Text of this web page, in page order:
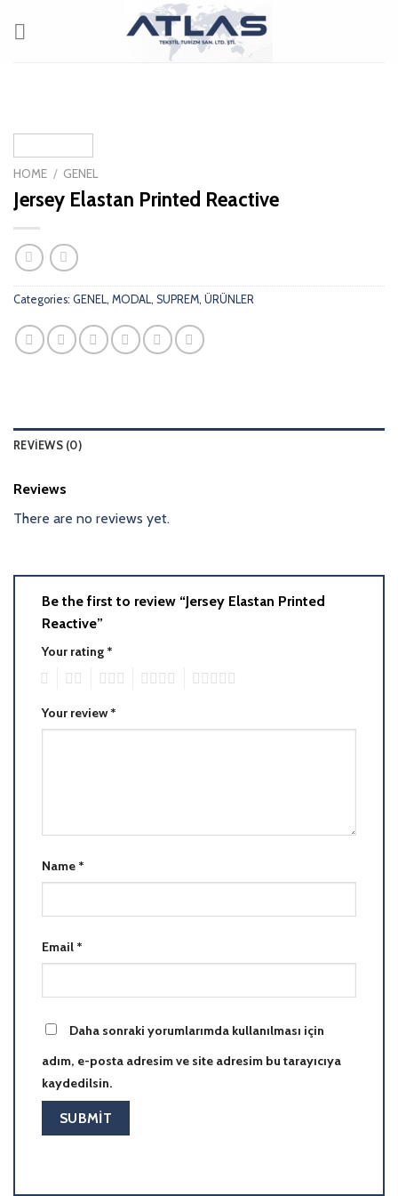
HOME / GENEL
Jersey Elastan Printed Reactive
Categories: GENEL, MODAL, SUPREM, ÜRÜNLER
REVIEWS (0)
Reviews
There are no reviews yet.
Be the first to review “Jersey Elastan Printed
Reactive”
Your rating *
Your review*
Name *
Email *
Daha sonraki yorumlarımda kullanılması için
adım, e-posta adresim ve site adresim bu tarayıcıya
kaydedilsin.